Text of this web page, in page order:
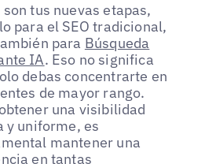
son tus nuevas etapas,
para el SEO tradicional,
para Búsqueda
IA. Eso no significa
debas concentrarte en
de mayor rango.
una visibilidad
y uniforme, es
mantener una
en tantas